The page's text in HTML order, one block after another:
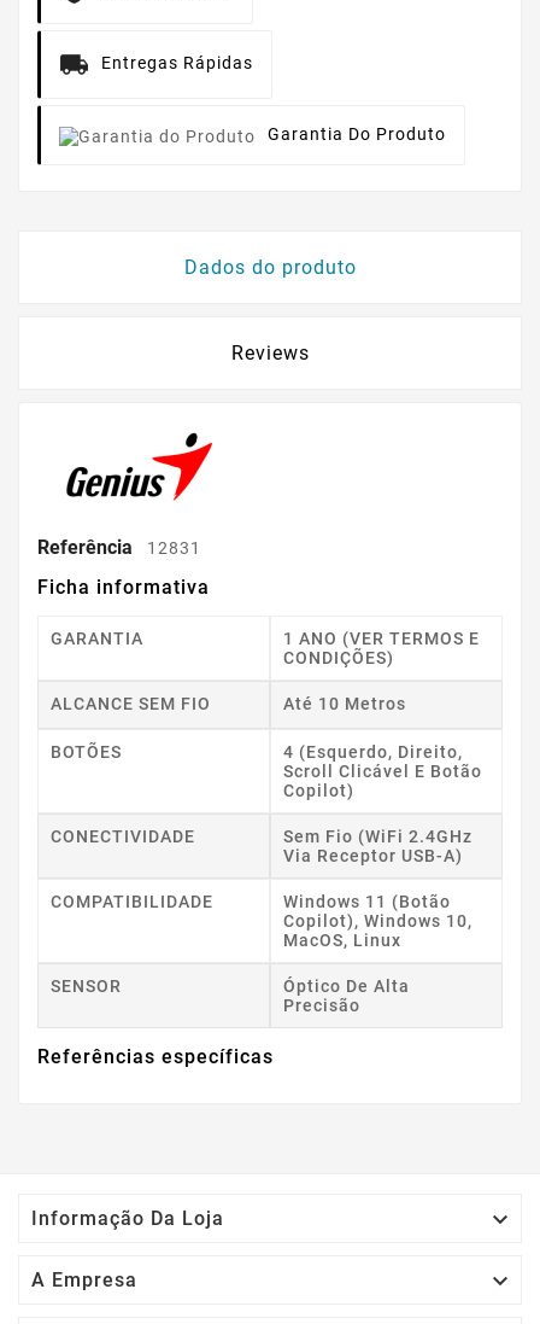
Entregas Rápidas
Garantia Do Produto
Dados do produto
Reviews
Referência 12831
Ficha informativa
GARANTIA
1 ANO (VER TERMOS E
CONDIÇÕES)
ALCANCE SEM FIO Até 10 Metros
BOTÕES
4 (esquerdo, Direito,
Scroll Clicável E Botão
Copilot)
CONECTIVIDADE
Sem Fio (WiFi 2.4GHz
Via Receptor USB-A)
COMPATIBILIDADE
Windows 11 (botão
Copilot), Windows 10,
MacOS, Linux
SENSOR
Óptico De Alta
Precisão
Referências específicas
Informação Da Loja 
A Empresa 